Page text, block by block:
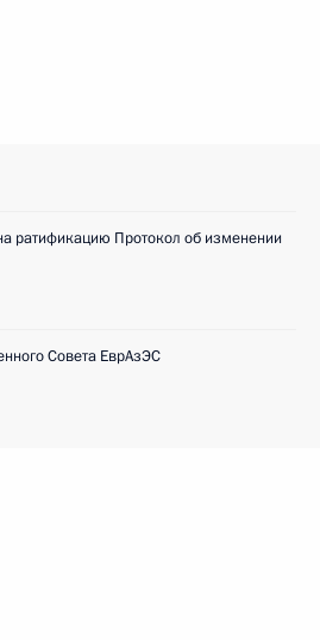
ратификацию Протокол об изменении
Совета ЕврАзЭС